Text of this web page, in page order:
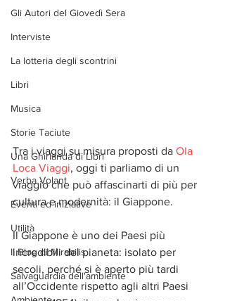
Gli Autori del Giovedì Sera
Interviste
La lotteria degli scontrini
Libri
Musica
Storie Taciute
Una Ghirlanda di Libri
Verba Volant
Eventi ed iniziative
Utilità
Il Blog di Mirabilis
Salvaguardia dell'ambiente
Tra i viaggi su misura proposti da Ola
Loca Viaggi, oggi ti parliamo di un
viaggio che può affascinarti di più per
cultura e modernità: il Giappone.
Il Giappone è uno dei Paesi più
incredibili del pianeta: isolato per
secoli, perché si è aperto più tardi
all’Occidente rispetto agli altri Paesi